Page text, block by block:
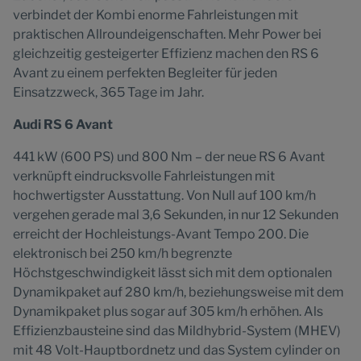
verbindet der Kombi enorme Fahrleistungen mit
praktischen Allroundeigenschaften. Mehr Power bei
gleichzeitig gesteigerter Effizienz machen den RS 6
Avant zu einem perfekten Begleiter für jeden
Einsatzzweck, 365 Tage im Jahr.
Audi RS 6 Avant
441 kW (600 PS) und 800 Nm – der neue RS 6 Avant
verknüpft eindrucksvolle Fahrleistungen mit
hochwertigster Ausstattung. Von Null auf 100 km/h
vergehen gerade mal 3,6 Sekunden, in nur 12 Sekunden
erreicht der Hochleistungs-Avant Tempo 200. Die
elektronisch bei 250 km/h begrenzte
Höchstgeschwindigkeit lässt sich mit dem optionalen
Dynamikpaket auf 280 km/h, beziehungsweise mit dem
Dynamikpaket plus sogar auf 305 km/h erhöhen. Als
Effizienzbausteine sind das Mildhybrid-System (MHEV)
mit 48 Volt-Hauptbordnetz und das System cylinder on